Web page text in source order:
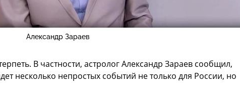
Александр Зараев
В частности, астролог Александр Зараев сообщил,
несколько непростых событий не только для России, но